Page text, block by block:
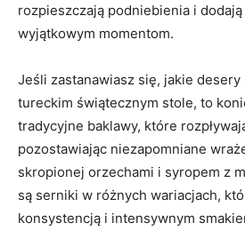
rozpieszczają podniebienia i
wyjątkowym momentom.
Jeśli zastanawiasz się, jakie
tureckim świątecznym stole, to⁤
⁣tradycyjne baklawy,‌ które
pozostawiając​ niezapomniane
skropionej orzechami i syropem​ z
są serniki w różnych wariacjach,
⁢konsystencją⁤ i intensywnym